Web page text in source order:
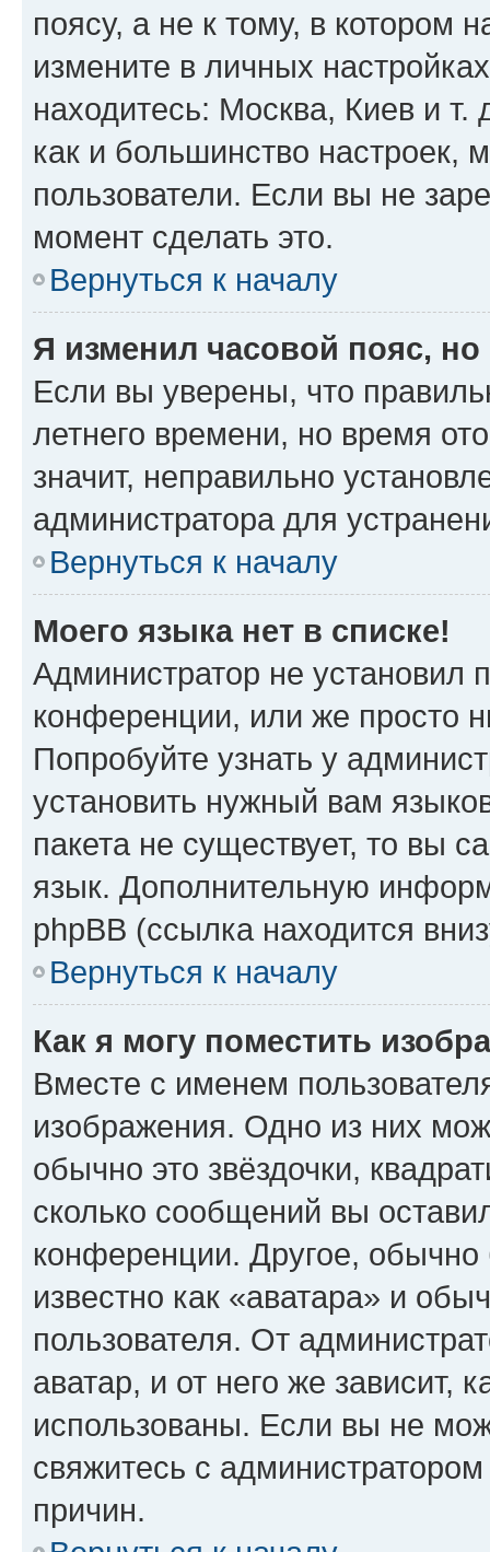
поясу, а не к тому, в котором
измените в личных
находитесь: Москва, Киев и т.
как и большинство настроек,
пользователи. Если вы не
момент сделать это.
Вернуться к началу
Я изменил часовой пояс,
Если вы уверены, что
летнего времени, но время
значит, неправильно
администратора для
Вернуться к началу
Моего языка нет в списке!
Администратор не установил
конференции, или же просто
Попробуйте узнать у
установить нужный вам
пакета не существует, то вы
язык. Дополнительную
phpBB (ссылка находится
Вернуться к началу
Как я могу поместить
Вместе с именем
изображения. Одно из них
обычно это звёздочки,
сколько сообщений вы
конференции. Другое,
известно как «аватара» и
пользователя. От
аватар, и от него же зависит,
использованы. Если вы не
свяжитесь с
причин.